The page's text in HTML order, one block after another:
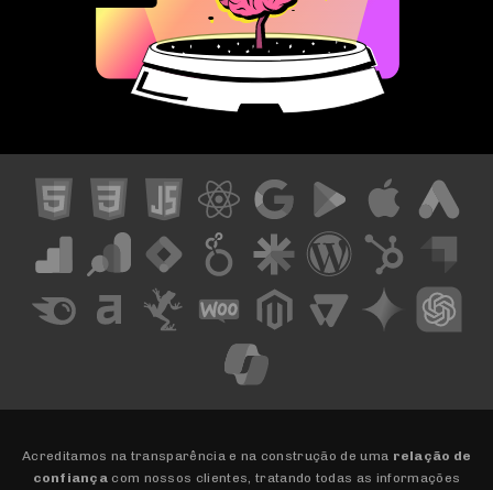
Acreditamos na transparência e na construção de uma relação de
confiançacom nossos clientes, tratando todas as informações